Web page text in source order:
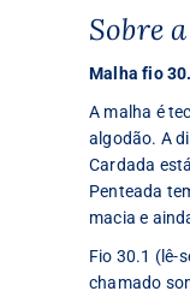
Sobre
Malha fio
A malha é
algodão. A
Cardada
Penteada
macia e
Fio 30.1 (lê-
chamado